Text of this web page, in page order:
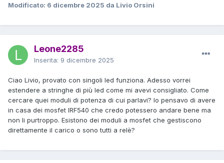
Modificato: 6 dicembre 2025 da Livio Orsini
Leone2285
Inserita: 9 dicembre 2025
Ciao Livio, provato con singoli led funziona. Adesso vorrei
estendere a stringhe di più led come mi avevi consigliato. Come
cercare quei moduli di potenza di cui parlavi? Io pensavo di avere
in casa dei mosfet IRF540 che credo potessero andare bene ma
non li purtroppo. Esistono dei moduli a mosfet che gestiscono
direttamente il carico o sono tutti a relè?